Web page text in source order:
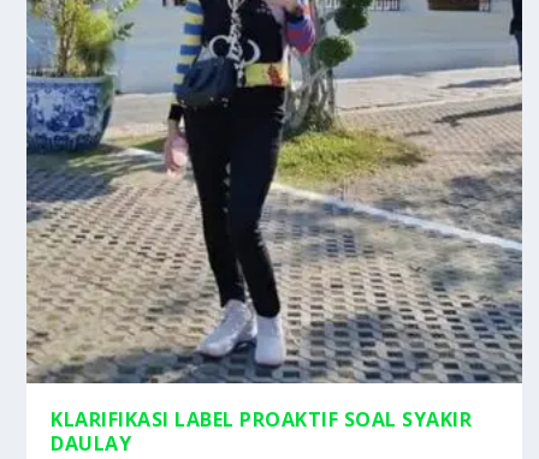
KLARIFIKASI LABEL PROAKTIF SOAL SYAKIR
DAULAY